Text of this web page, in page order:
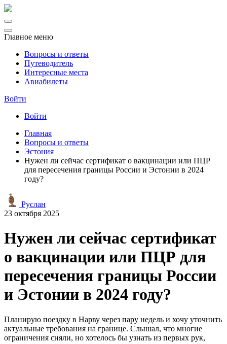
Главное меню
Вопросы и ответы
Путеводитель
Интересные места
Авиабилеты
Войти
Войти
Главная
Вопросы и ответы
Эстония
Нужен ли сейчас сертификат о вакцинации или ПЦР
для пересечения границы России и Эстонии в 2024
году?
Руслан
23 октября 2025
Нужен ли сейчас сертификат
о вакцинации или ПЦР для
пересечения границы России
и Эстонии в 2024 году?
Планирую поездку в Нарву через пару недель и хочу уточнить
актуальные требования на границе. Слышал, что многие
ограничения сняли, но хотелось бы узнать из первых рук,